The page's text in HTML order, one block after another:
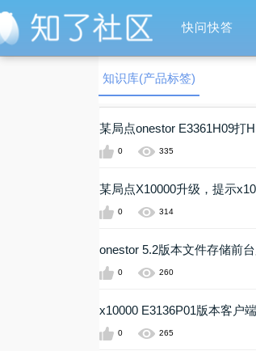
快问快答
知识库(产品标签)
某局点onestor E3361H09打
0 335
某局点X10000升级，提示
0 314
onestor 5.2版本文件存储前
0 260
x10000 E3136P01版本客户
0 265